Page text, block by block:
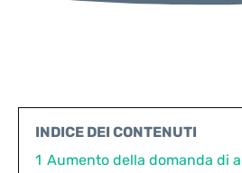
INDICE DEI CONTENUTI
1 Aumento della domanda di